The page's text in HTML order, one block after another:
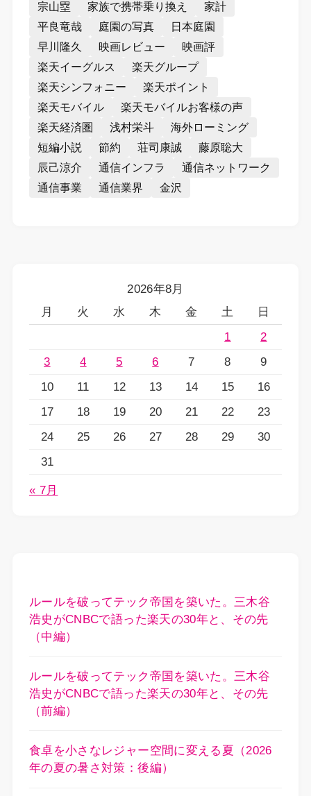
宗山塁
家族で携帯乗り換え
家計
平良竜哉
庭園の写真
日本庭園
早川隆久
映画レビュー
映画評
楽天イーグルス
楽天グループ
楽天シンフォニー
楽天ポイント
楽天モバイル
楽天モバイルお客様の声
楽天経済圏
浅村栄斗
海外ローミング
短編小説
節約 荘司康誠
藤原聡大
辰己涼介
通信インフラ
通信ネットワーク
通信事業
通信業界 金沢
2026年8月
月
火 水 木 金 土
日
1
2
3
4 5 6 7 8
9
10
11 12 13 14 15
16
17
18 19 20 21 22
23
24
25 26 27 28 29
30
31
« 7月
ルールを破ってテック帝国を築いた。三木谷
浩史がCNBCで語った楽天の30年と、その先
（中編）
ルールを破ってテック帝国を築いた。三木谷
浩史がCNBCで語った楽天の30年と、その先
（前編）
食卓を小さなレジャー空間に変える夏（2026
年の夏の暑さ対策：後編）